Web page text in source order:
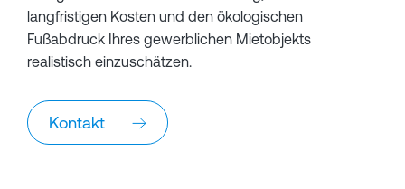
langfristigen Kosten und den ökologischen
Fußabdruck Ihres gewerblichen Mietobjekts
realistisch einzuschätzen.
Kontakt